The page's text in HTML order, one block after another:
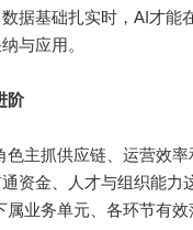
据基础扎实时，AI才能
与应用。
阶
抓供应链、运营效率
资金、人才与组织能力
属业务单元、各环节有